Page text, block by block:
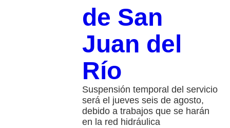
de San
Juan del
Río
Suspensión temporal del servicio
será el jueves seis de agosto,
debido a trabajos que se harán
en la red hidráulica